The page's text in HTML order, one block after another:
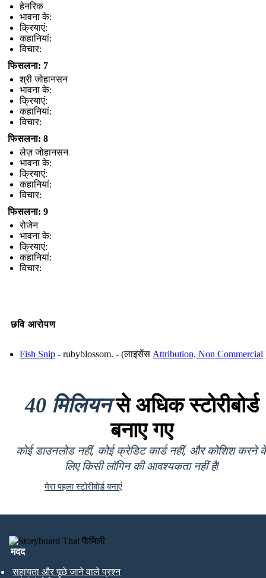
हेनरिक
भावना के:
क्रियाएं:
कहानियां:
विचार:
फिसलना: 7
श्री जोहानसन
भावना के:
क्रियाएं:
कहानियां:
विचार:
फिसलना: 8
लेज़ जोहानसन
भावना के:
क्रियाएं:
कहानियां:
विचार:
फिसलना: 9
रोजेन
भावना के:
क्रियाएं:
कहानियां:
विचार:
छवि आरोपण
Fish Snip - rubyblossom. - (लाइसेंस Attribution, Non Commercial
40 मिलियनसे अधिक स्टोरीबोर्ड
बनाए गए
कोई डाउनलोड नहीं, कोई क्रेडिट कार्ड नहीं, और कोशिश करने
लिए किसी लॉगिन की आवश्यकता नहीं है!
मेरा पहला स्टोरीबोर्ड बनाएं
मदद
सहायता और पूछे जाने वाले प्रश्न